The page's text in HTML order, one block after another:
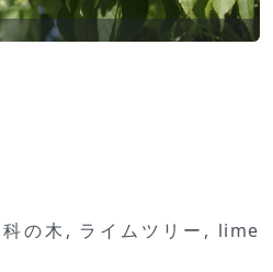
の木, ライムツリー, lime